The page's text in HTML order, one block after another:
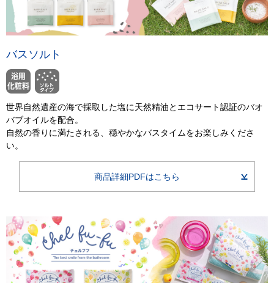
バスソルト
世界自然遺産の海で採取した塩に天然精油とエコサート認証のバオ
バブオイルを配合。
自然の香りに満たされる、穏やかなバスタイムをお楽しみくださ
い。
商品詳細PDFはこちら